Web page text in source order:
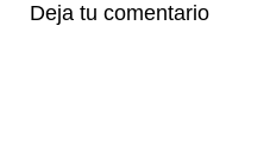
Deja tu comentario